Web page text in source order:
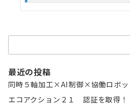
索：
最近の投稿
同時５軸加工×AI制御×協働ロボッ
エコアクション２１ 認証を取得！